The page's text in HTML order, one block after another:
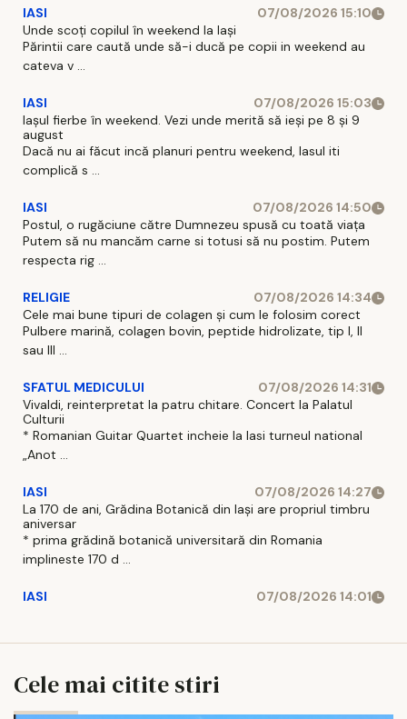
IASI
07/08/2026 15:10
Unde scoți copilul în weekend la Iași
Părintii care caută unde să-i ducă pe copii in weekend au
cateva v ...
IASI
07/08/2026 15:03
Iașul fierbe în weekend. Vezi unde merită să ieși pe 8 și 9
august
Dacă nu ai făcut incă planuri pentru weekend, Iasul iti
complică s ...
IASI
07/08/2026 14:50
Postul, o rugăciune către Dumnezeu spusă cu toată viața
Putem să nu mancăm carne si totusi să nu postim. Putem
respecta rig ...
RELIGIE
07/08/2026 14:34
Cele mai bune tipuri de colagen și cum le folosim corect
Pulbere marină, colagen bovin, peptide hidrolizate, tip I, II
sau III ...
SFATUL MEDICULUI
07/08/2026 14:31
Vivaldi, reinterpretat la patru chitare. Concert la Palatul
Culturii
* Romanian Guitar Quartet incheie la Iasi turneul national
„Anot ...
IASI
07/08/2026 14:27
La 170 de ani, Grădina Botanică din Iași are propriul timbru
aniversar
* prima grădină botanică universitară din Romania
implineste 170 d ...
IASI 07/08/2026 14:01
Cele mai citite stiri